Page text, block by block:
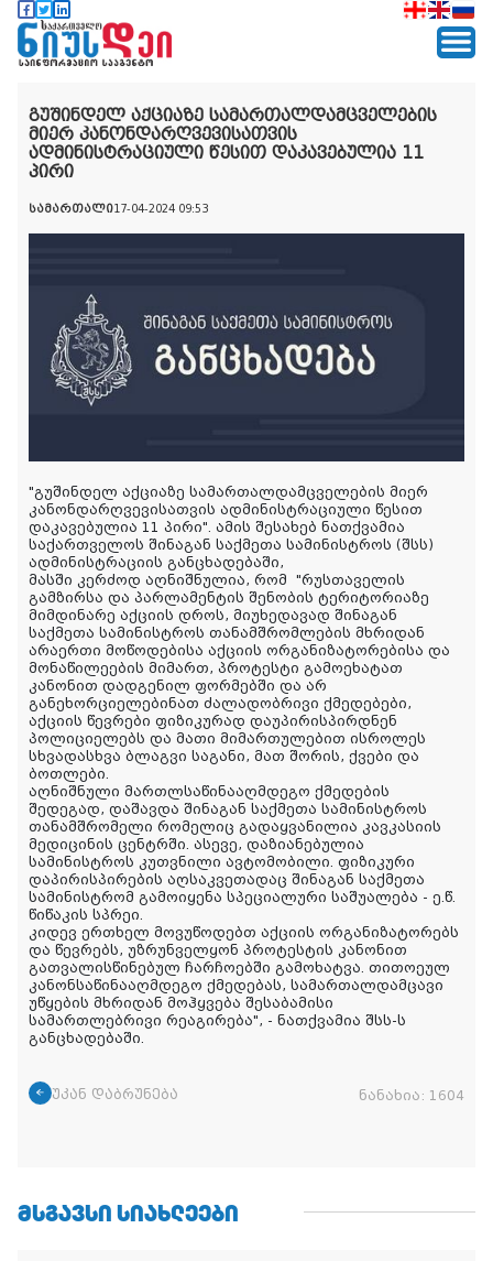
გუშინდელ აქციაზე სამართალდამცველების
მიერ კანონდარღვევისათვის
ადმინისტრაციული წესით დაკავებულია 11
პირი
სამართალი17-04-2024 09:53
"გუშინდელ აქციაზე სამართალდამცველების მიერ
კანონდარღვევისათვის ადმინისტრაციული წესით
დაკავებულია 11 პირი". ამის შესახებ ნათქვამია
საქართველოს შინაგან საქმეთა სამინისტროს (შსს)
ადმინისტრაციის განცხადებაში,
მასში კერძოდ აღნიშნულია, რომ "რუსთაველის
გამზირსა და პარლამენტის შენობის ტერიტორიაზე
მიმდინარე აქციის დროს, მიუხედავად შინაგან
საქმეთა სამინისტროს თანამშრომლების მხრიდან
არაერთი მოწოდებისა აქციის ორგანიზატორებისა და
მონაწილეების მიმართ, პროტესტი გამოეხატათ
კანონით დადგენილ ფორმებში და არ
განეხორციელებინათ ძალადობრივი ქმედებები,
აქციის წევრები ფიზიკურად დაუპირისპირდნენ
პოლიციელებს და მათი მიმართულებით ისროლეს
სხვადასხვა ბლაგვი საგანი, მათ შორის, ქვები და
ბოთლები.
აღნიშნული მართლსაწინააღმდეგო ქმედების
შედეგად, დაშავდა შინაგან საქმეთა სამინისტროს
თანამშრომელი რომელიც გადაყვანილია კავკასიის
მედიცინის ცენტრში. ასევე, დაზიანებულია
სამინისტროს კუთვნილი ავტომობილი. ფიზიკური
დაპირისპირების აღსაკვეთადაც შინაგან საქმეთა
სამინისტრომ გამოიყენა სპეციალური საშუალება - ე.წ.
წიწაკის სპრეი.
კიდევ ერთხელ მოვუწოდებთ აქციის ორგანიზატორებს
და წევრებს, უზრუნველყონ პროტესტის კანონით
გათვალისწინებულ ჩარჩოებში გამოხატვა. თითოეულ
კანონსაწინააღმდეგო ქმედებას, სამართალდამცავი
უწყების მხრიდან მოჰყვება შესაბამისი
სამართლებრივი რეაგირება", - ნათქვამია შსს-ს
განცხადებაში
უკან დაბრუნება ნანახია: 1604
ᲛᲡᲒᲐᲕᲡᲘ ᲡᲘᲐᲮᲚᲔᲔᲑᲘ